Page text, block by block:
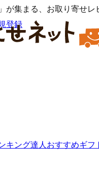
が集まる、お取り寄せレ
登録
キング達人おすすめギフ